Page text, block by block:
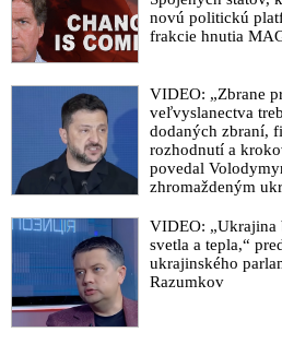
„Situácia je vážna. Hrozba
skutočná. Opozícia pripravuje puč,
moc nad krajinou a odovzdať ju do
riadenú operáciu, ktorej motívy a
základy demokracie a rozvrátiť
minister vnútra Šutaj Eštok
VIDEO: „Na Slovensku je prítomná
zahraničných expertov, ktorí
prezidentom Pellegrinim ohľadne
bezpečnostnej hrozbe“ v súvislosti s
a ohrozovaním demokracie, ktorú
pripravuje opozícia v spolupráci so
skupinami
novú politickú
frakcie hnutia
VIDEO: „Zbrane
veľvyslanectva
dodaných zbraní,
rozhodnutí a
povedal
zhromaždeným
že USA Ukrajine
systémy Patriot
VIDEO: „Ukrajina
svetla a tepla,“
ukrajinského
Razumkov